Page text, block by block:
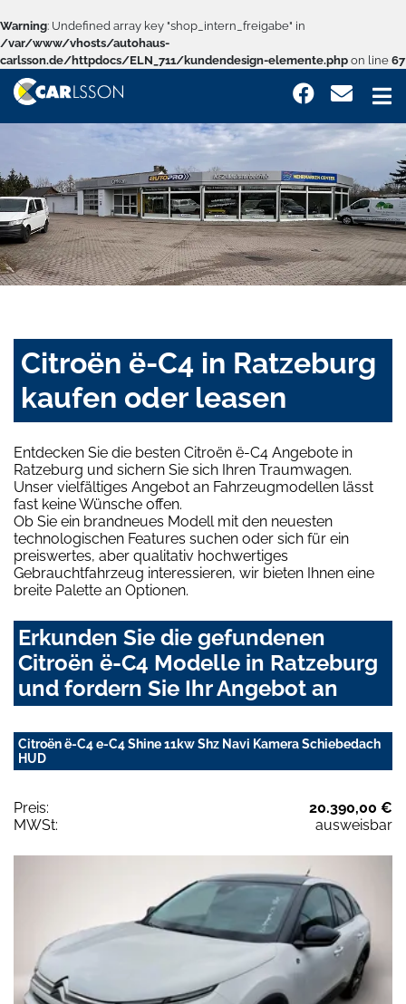
Warning: Undefined array key "shop_intern_freigabe" in
/var/www/vhosts/autohaus-
carlsson.de/httpdocs/ELN_711/kundendesign-elemente.php on line 67
Citroën ë-C4 in Ratzeburg
kaufen oder leasen
Entdecken Sie die besten Citroën ë-C4 Angebote in
Ratzeburg und sichern Sie sich Ihren Traumwagen.
Unser vielfältiges Angebot an Fahrzeugmodellen lässt
fast keine Wünsche offen.
Ob Sie ein brandneues Modell mit den neuesten
technologischen Features suchen oder sich für ein
preiswertes, aber qualitativ hochwertiges
Gebrauchtfahrzeug interessieren, wir bieten Ihnen eine
breite Palette an Optionen.
Erkunden Sie die gefundenen
Citroën ë-C4 Modelle in Ratzeburg
und fordern Sie Ihr Angebot an
Citroën ë-C4 e-C4 Shine 11kw Shz Navi Kamera Schiebedach
HUD
Preis:
20.390,00 €
MWSt:
ausweisbar